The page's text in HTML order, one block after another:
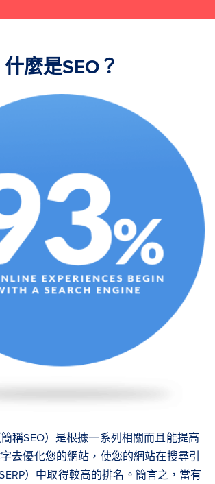
什麼是SEO？
稱SEO）是根據一系列相關而且能提高
去優化您的網站，使您的網站在搜尋引
）中取得較高的排名。簡言之，當有